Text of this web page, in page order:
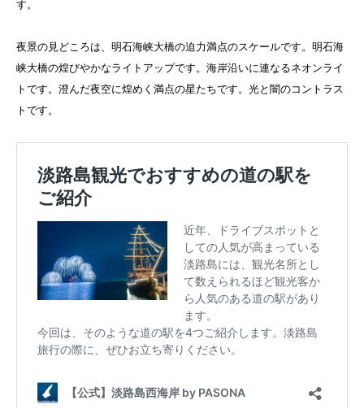
す。
夜景の見どころは、明石海峡大橋の迫力満点のスケールです。明石海
峡大橋の煌びやかなライトアップです。海岸沿いに連なるネオンライ
トです。澄んだ夜空に煌めく満点の星たちです。光と闇のコントラス
トです。